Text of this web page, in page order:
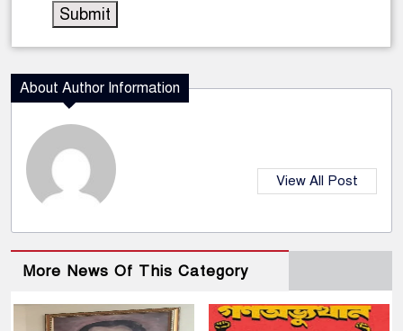
About Author Information
View All Post
More News Of This Category